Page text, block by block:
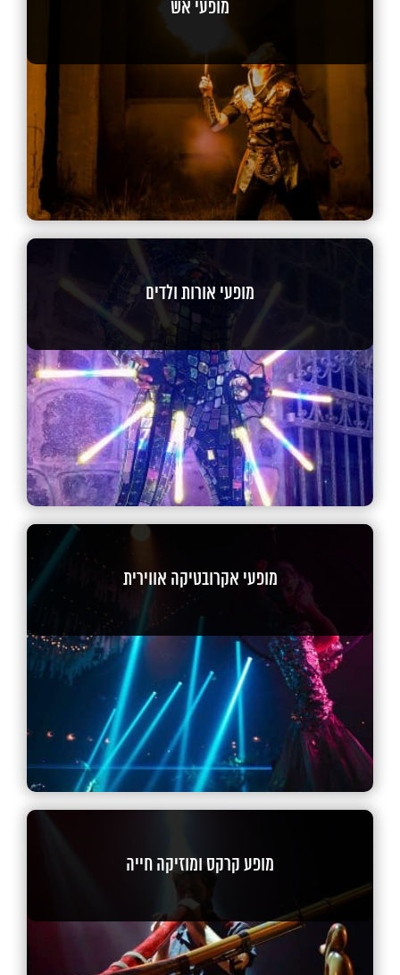
מופעי אש
מופעי אורות ולדים
מופעי אקרובטיקה אווירית
מופע קרקס ומוזיקה חייה